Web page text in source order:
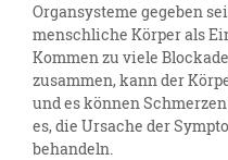
Organsysteme gegeben
menschliche Körper als
Kommen zu viele
zusammen, kann der
und es können
es, die Ursache der
behandeln.